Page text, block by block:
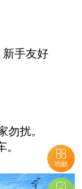
功能
手友好
扰。